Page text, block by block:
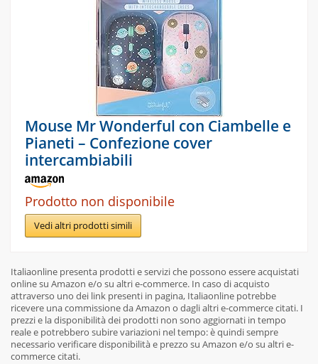
Mouse Mr Wonderful con Ciambelle e
Pianeti – Confezione cover
intercambiabili
Prodotto non disponibile
Vedi altri prodotti simili
Italiaonline presenta prodotti e servizi che possono essere acquistati
online su Amazon e/o su altri e-commerce. In caso di acquisto
attraverso uno dei link presenti in pagina, Italiaonline potrebbe
ricevere una commissione da Amazon o dagli altri e-commerce citati. I
prezzi e la disponibilità dei prodotti non sono aggiornati in tempo
reale e potrebbero subire variazioni nel tempo: è quindi sempre
necessario verificare disponibilità e prezzo su Amazon e/o su altri e-
commerce citati.